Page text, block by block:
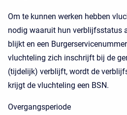
Om te kunnen werken hebben
nodig waaruit hun verblijfsstatus
blijkt en een
vluchteling zich inschrijft bij de
(tijdelijk) verblijft, wordt de
krijgt de vluchteling een BSN.
Overgangsperiode